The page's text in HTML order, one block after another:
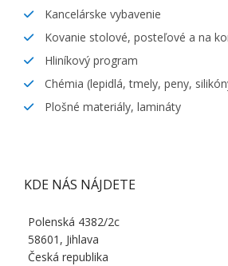
Kancelárske vybavenie
Kovanie stolové, posteľové a na
Hliníkový program
Chémia (lepidlá, tmely, peny,
Plošné materiály, lamináty
KDE NÁS NÁJDETE
Polenská 4382/2c
58601, Jihlava
Česká republika